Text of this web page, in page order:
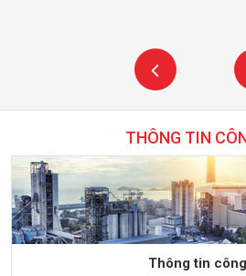
THÔNG TIN
Thông tin